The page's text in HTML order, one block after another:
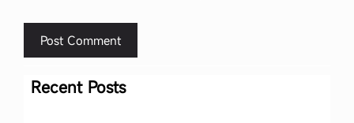
Recent Posts